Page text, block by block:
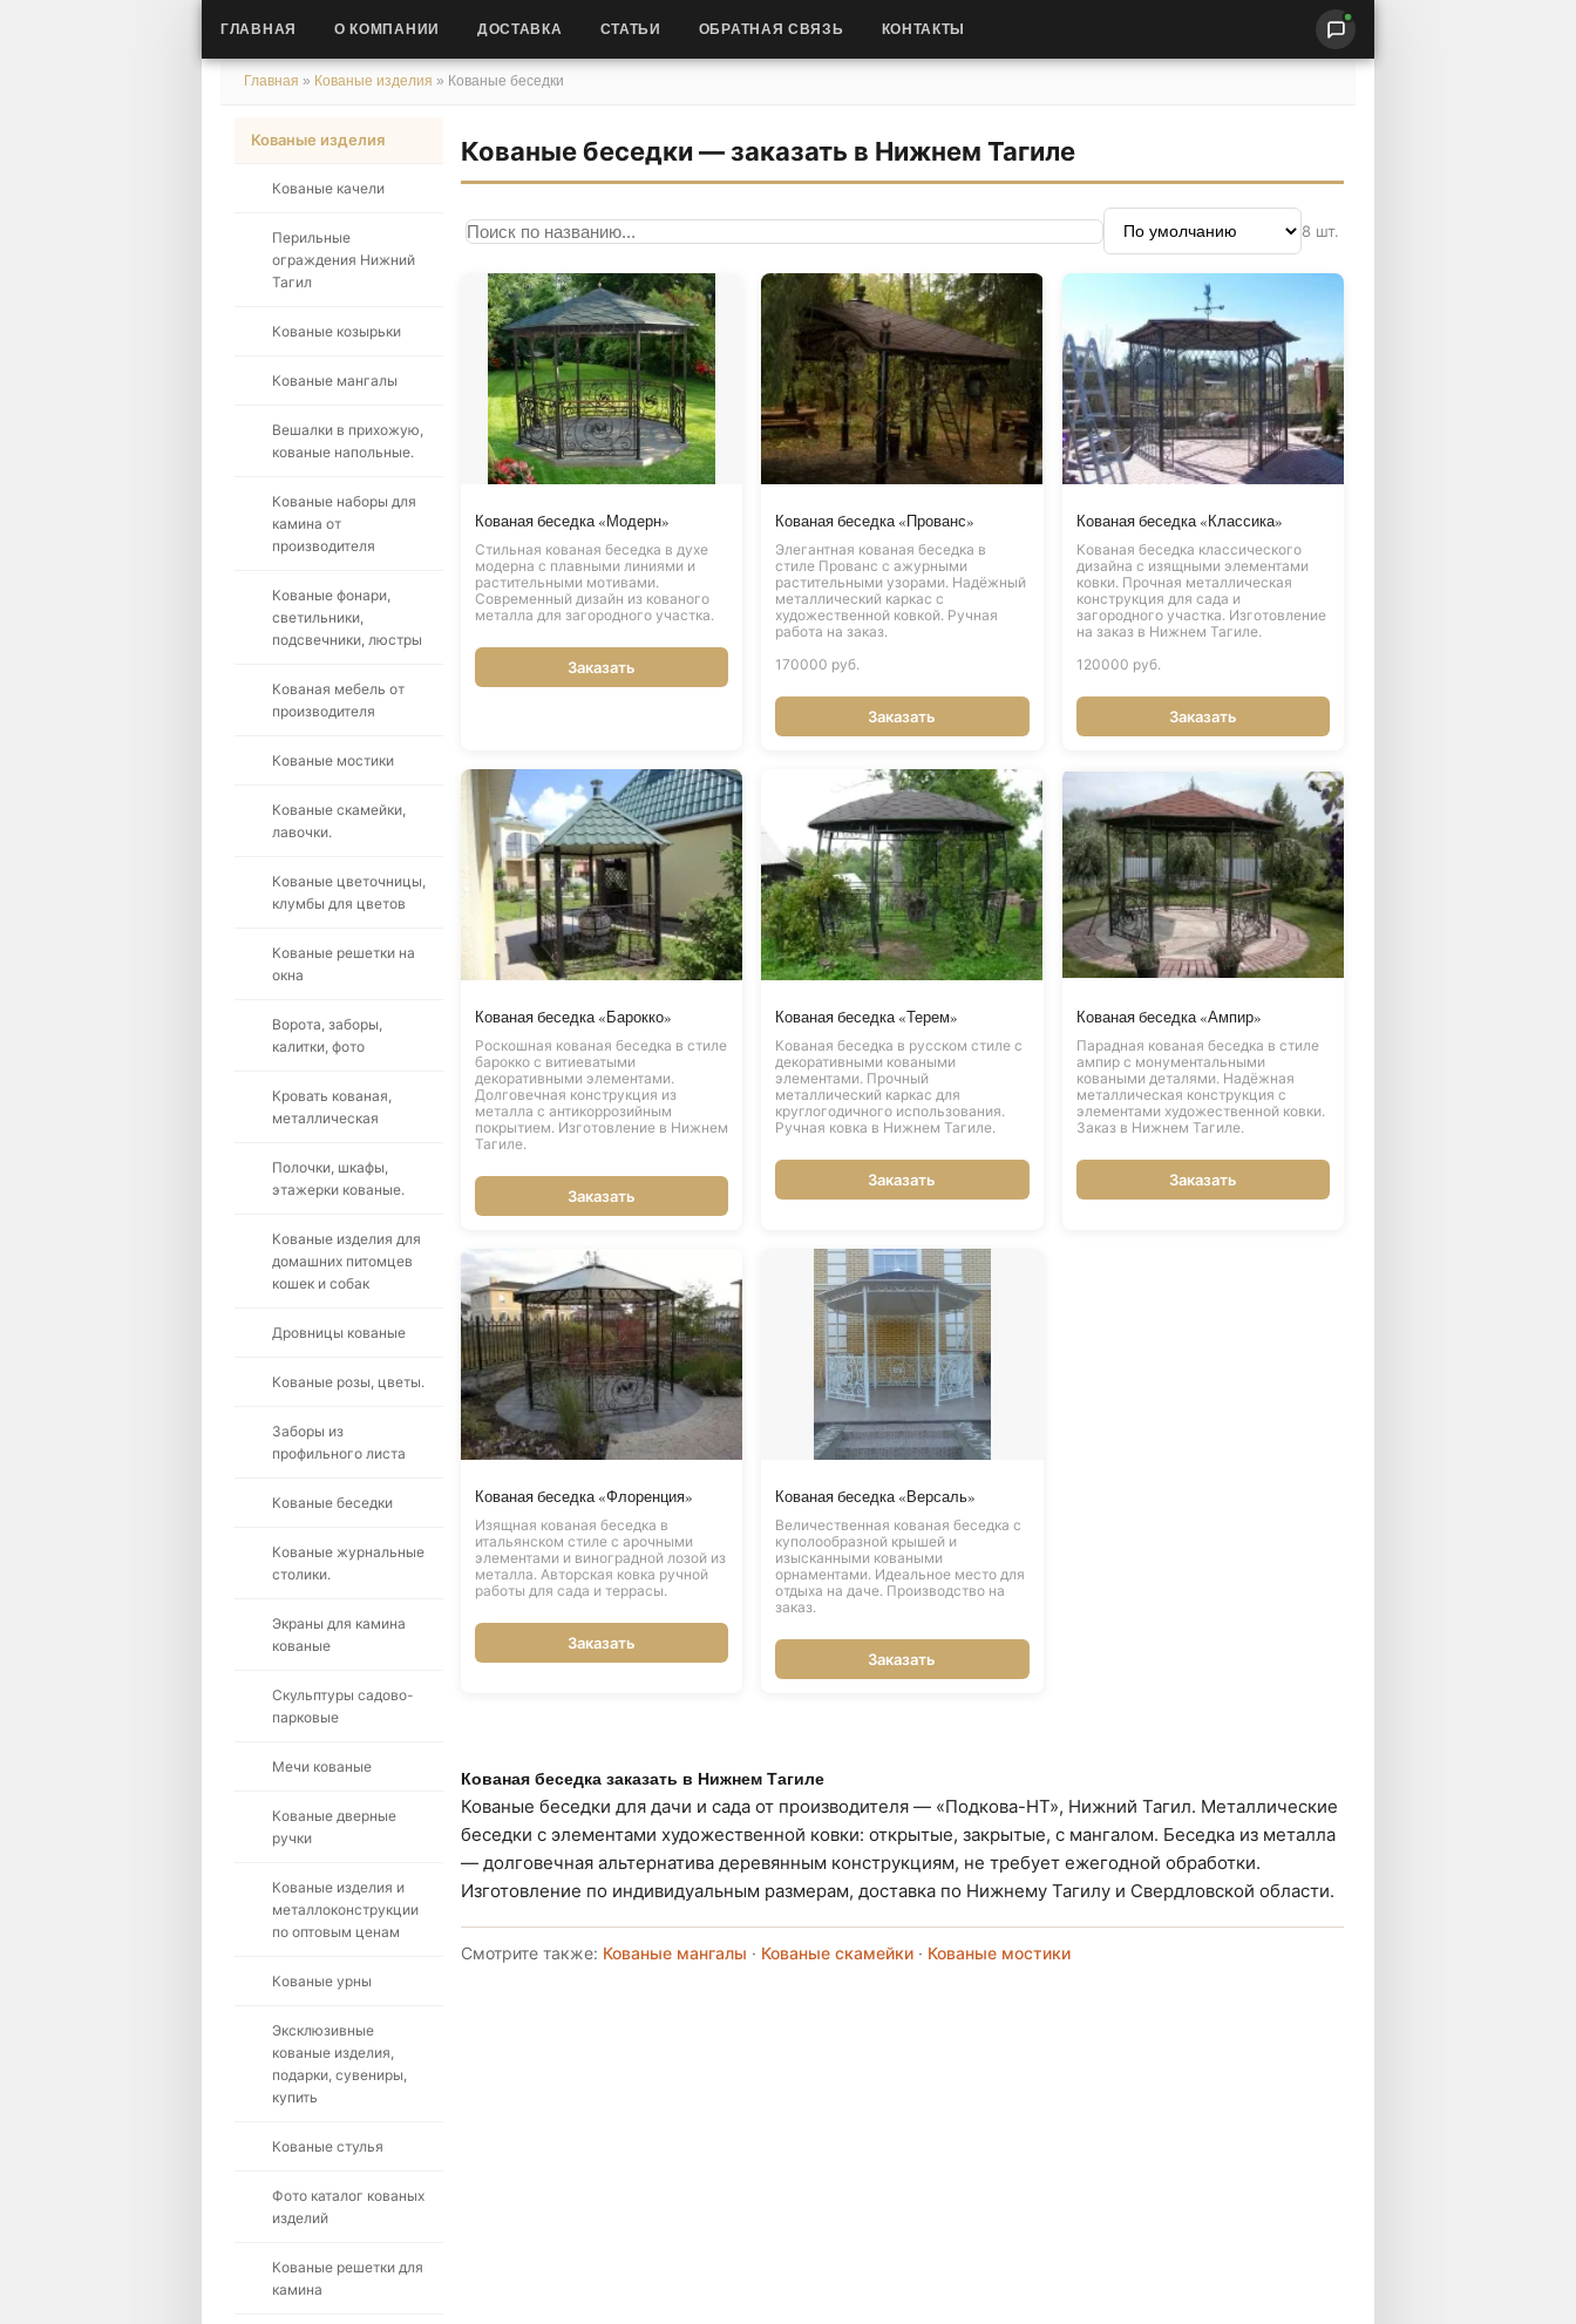
ГЛАВНАЯ О КОМПАНИИ ДОСТАВКА СТАТЬИ ОБРАТНАЯ СВЯЗЬ КОНТАКТЫ
Главная » Кованые изделия » Кованые беседки
Кованые изделия
Кованые качели
Перильные
ограждения Нижний
Тагил
Кованые козырьки
Кованые мангалы
Вешалки в прихожую,
кованые напольные.
Кованые наборы для
камина от
производителя
Кованые фонари,
светильники,
подсвечники, люстры
Кованая мебель от
производителя
Кованые мостики
Кованые скамейки,
лавочки.
Кованые цветочницы,
клумбы для цветов
Кованые решетки на
окна
Ворота, заборы,
калитки, фото
Кровать кованая,
металлическая
Полочки, шкафы,
этажерки кованые.
Кованые изделия для
домашних питомцев
кошек и собак
Дровницы кованые
Кованые розы, цветы.
Заборы из
профильного листа
Кованые беседки
Кованые журнальные
столики.
Экраны для камина
кованые
Скульптуры садово-
парковые
Мечи кованые
Кованые дверные
ручки
Кованые изделия и
металлоконструкции
по оптовым ценам
Кованые урны
Эксклюзивные
кованые изделия,
подарки, сувениры,
купить
Кованые стулья
Фото каталог кованых
изделий
Кованые решетки для
камина
Кованые беседки — заказать в Нижнем Тагиле
Поиск по названию
Сортировка
8 шт.
Кованая беседка «Модерн»
Стильная кованая беседка в духе
модерна с плавными линиями и
растительными мотивами.
Современный дизайн из кованого
металла для загородного участка.
Заказать
Кованая беседка «Прованс»
Элегантная кованая беседка в
стиле Прованс с ажурными
растительными узорами. Надёжный
металлический каркас с
художественной ковкой. Ручная
работа на заказ.
170000 руб.
Заказать
Кованая беседка «Классика»
Кованая беседка классического
дизайна с изящными элементами
ковки. Прочная металлическая
конструкция для сада и
загородного участка. Изготовление
на заказ в Нижнем Тагиле.
120000 руб.
Заказать
Кованая беседка «Барокко»
Роскошная кованая беседка в стиле
барокко с витиеватыми
декоративными элементами.
Долговечная конструкция из
металла с антикоррозийным
покрытием. Изготовление в Нижнем
Тагиле.
Заказать
Кованая беседка «Терем»
Кованая беседка в русском стиле с
декоративными коваными
элементами. Прочный
металлический каркас для
круглогодичного использования.
Ручная ковка в Нижнем Тагиле.
Заказать
Кованая беседка «Ампир»
Парадная кованая беседка в стиле
ампир с монументальными
коваными деталями. Надёжная
металлическая конструкция с
элементами художественной ковки.
Заказ в Нижнем Тагиле.
Заказать
Кованая беседка «Флоренция»
Изящная кованая беседка в
итальянском стиле с арочными
элементами и виноградной лозой из
металла. Авторская ковка ручной
работы для сада и террасы.
Заказать
Кованая беседка «Версаль»
Величественная кованая беседка с
куполообразной крышей и
изысканными коваными
орнаментами. Идеальное место для
отдыха на даче. Производство на
заказ.
Заказать
Кованая беседка заказать в Нижнем Тагиле
Кованые беседки для дачи и сада от производителя — «Подкова-НТ», Нижний Тагил. Металлические
беседки с элементами художественной ковки: открытые, закрытые, с мангалом. Беседка из металла
— долговечная альтернатива деревянным конструкциям, не требует ежегодной обработки.
Изготовление по индивидуальным размерам, доставка по Нижнему Тагилу и Свердловской области.
Смотрите также: Кованые мангалы · Кованые скамейки · Кованые мостики